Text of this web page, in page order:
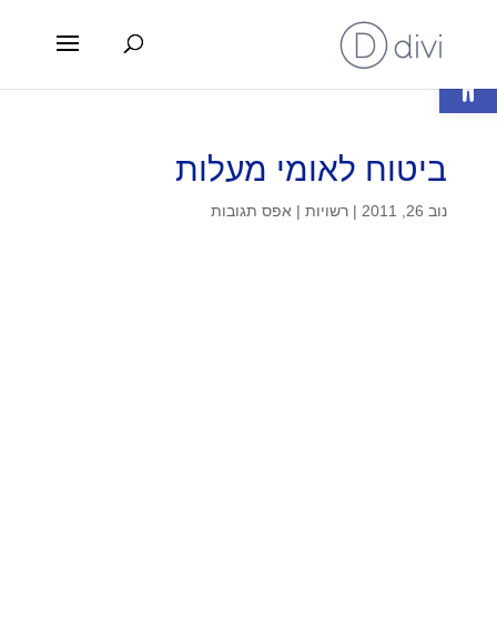
ביטוח לאומי מעלות
נוב 26, 2011 | רשויות| אפס תגובות
פתח סרגל נגישות